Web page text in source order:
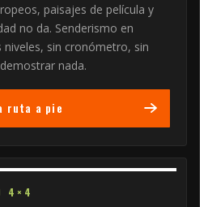
paisajes de película y
no da. Senderismo en
niveles, sin cronómetro, sin
nada.
ruta a pie
4×4